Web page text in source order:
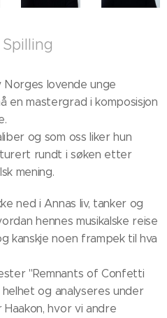
lovende unge
en mastergrad i komposisjon
og som oss liker hun
rundt i søken etter
mening.
ned i Annas liv, tanker og
hennes musikalske reise
kanskje noen frampek til hva
"Remnants of Confetti
og analyseres under
hvor vi andre